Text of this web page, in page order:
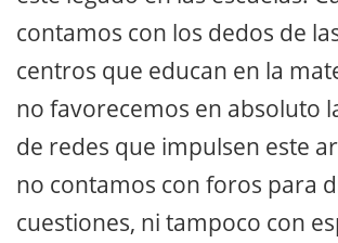
contamos con los dedos de
centros que educan en la
no favorecemos en absoluto
de redes que impulsen este
no contamos con foros para
cuestiones, ni tampoco con